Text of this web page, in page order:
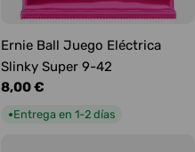
Ernie Ball Juego Eléctrica
Slinky Super 9-42
Precio
habitual
8,00 €
●Entrega en 1-2 días